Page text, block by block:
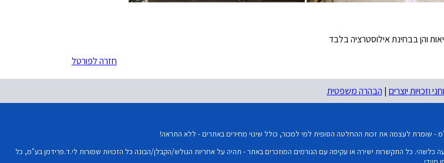
והן בבחינת אילוסטרציה בלבד
חזרה לפורטל
וזכויות יוצרים | הבהרה משפטית
שומרת לעצמה את זכות ההחלטה הסופית למי למכור, כולל שינוי מחירים באתרים - ללא התראה!
כל התקשרות ישירה או עקיפה עם הגורמים המוזכרים באתר - תהיה על אחריות הגולש/הקבלן/הבונה כל הזכויות שמורות לי.ד.פרידמן בע"מ, כל